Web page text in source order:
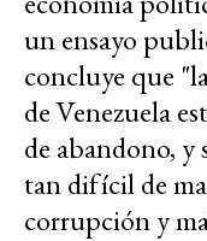
un ensayo
concluye que
de Venezuela
de abandono, y
tan difícil de
corrupción y